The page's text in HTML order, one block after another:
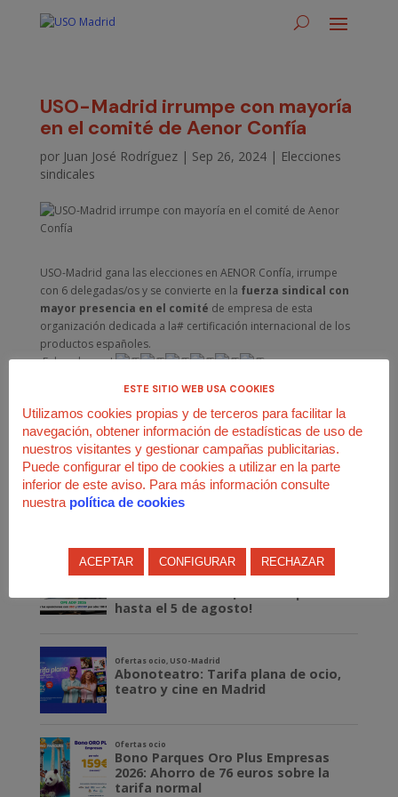
USO-Madrid irrumpe con mayoría
en el comité de Aenor Confía
por Juan José Rodríguez| Sep 26, 2024| Elecciones
sindicales
USO-Madrid gana las elecciones en AENOR Confía, irrumpe
con 6 delegadas/os y se convierte en la fuerza sindical con
mayor presencia en el comité de empresa de esta
organización dedicada a la# certificación internacional de los
productos españoles.
¡Enhorabuena!
ESTE SITIO WEB USA COOKIES
Utilizamos cookies propias y de terceros para facilitar la
navegación, obtener información de estadísticas de uso de
nuestros visitantes y gestionar campañas publicitarias.
Puede configurar el tipo de cookies a utilizar en la parte
inferior de este aviso. Para más información consulte
nuestra política de cookies
ACEPTAR CONFIGURAR RECHAZAR